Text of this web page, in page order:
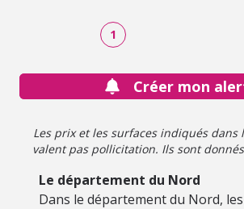
1
Créer mon
Les prix et les surfaces indiqués dans
valent pas pollicitation. Ils sont
Le département du Nord
Dans le département du Nord,